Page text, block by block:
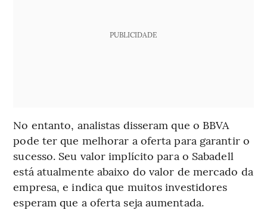
PUBLICIDADE
No entanto, analistas disseram que o BBVA
pode ter que melhorar a oferta para garantir o
sucesso. Seu valor implícito para o Sabadell
está atualmente abaixo do valor de mercado da
empresa, e indica que muitos investidores
esperam que a oferta seja aumentada.